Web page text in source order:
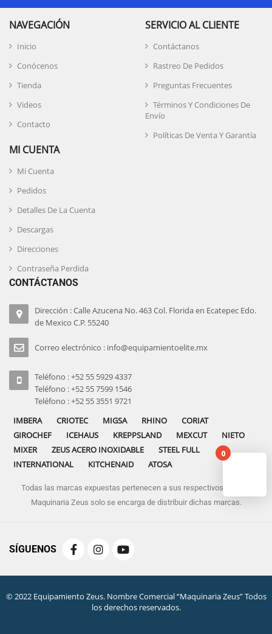
NAVEGACIÓN
Inicio
Conócenos
Tienda
Videos
Contacto
SERVICIO AL CLIENTE
Contáctanos
Rastreo De Pedidos
Preguntas Frecuentes
Términos Y Condiciones De
Envío
Políticas De Venta Y Garantía
MI CUENTA
Mi Cuenta
Pedidos
Detalles De La Cuenta
Descargas
Direcciones
Contraseña Perdida
CONTÁCTANOS
Dirección : Calle Azucena No. 463 Col. Florida en Ecatepec Edo.
de Mexico C.P. 55240
Correo electrónico : info@equipamientoelite.mx
Teléfono : +52 55 5929 4337
Teléfono : +52 55 7599 1546
Teléfono : +52 55 3551 9721
IMBERA
CRIOTEC MIGSA RHINO
CORIAT
GIROCHEF
ICEHAUS KREPPSLAND MEXCUT
NIETO
MIXER
ZEUS ACERO INOXIDABLE
STEEL FULL
INTERNATIONAL
KITCHENAID ATOSA
Todas las marcas expuestas pertenecen a sus respectivos dueños
Maquinaria Zeus solo se encarga de distribuir dichas marcas.
SÍGUENOS
© 2022 Equipamiento Zeus. Nombre Comercial “Maquinaria Zeus” Todos
los derechos reservados.
0